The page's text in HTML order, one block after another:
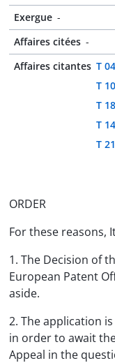
Exergue -
Affaires citées -
Affaires citantes T
T
T
T
T
ORDER
For these reasons,
1. The Decision of
European Patent
aside.
2. The application
in order to await
Appeal in the